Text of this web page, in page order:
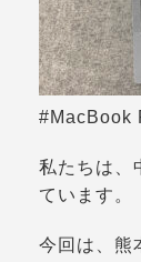
#MacBook
私たちは、
ています。
今回は、熊